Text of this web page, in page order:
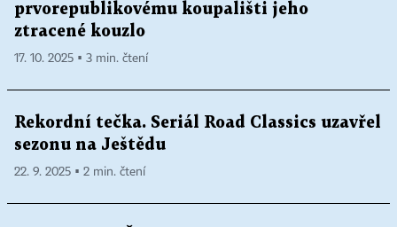
prvorepublikovému koupališti jeho
ztracené kouzlo
17. 10. 2025 ▪ 3 min. čtení
Rekordní tečka. Seriál Road Classics uzavřel
sezonu na Ještědu
22. 9. 2025 ▪ 2 min. čtení